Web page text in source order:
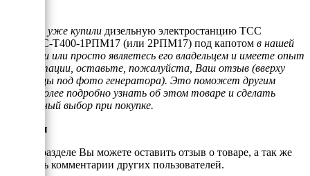
Если Вы уже купили дизельную электростанцию ТСС
АД-400С-Т400-1РПМ17 (или 2РПМ17) под капотом в нашей
компании или просто являетесь его владельцем и имеете опыт
эксплуатации, оставьте, пожалуйста, Ваш отзыв (вверху
страницы под фото генератора). Это поможет другим
людям более подробно узнать об этом товаре и сделать
правильный выбор при покупке.
Отзывы
В этом разделе Вы можете оставить отзыв о товаре, а так же
почитать комментарии других пользователей.